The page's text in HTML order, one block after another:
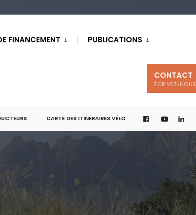
FINANCEMENT PUBLICATIONS
CONTACT
ÉCRIVEZ-NOUS
CARTE DES ITINÉRAIRES VÉLO